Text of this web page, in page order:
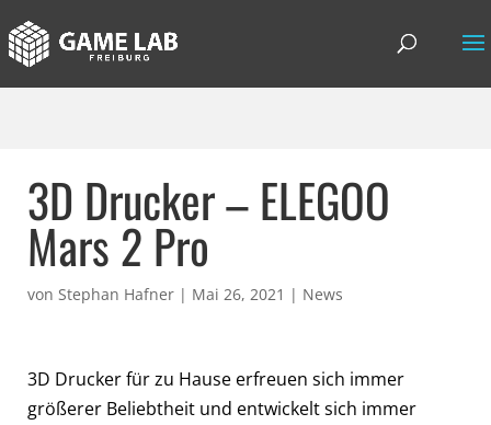
3D Drucker – ELEGOO
Mars 2 Pro
von Stephan Hafner | Mai 26, 2021 | News
3D Drucker für zu Hause erfreuen sich immer
größerer Beliebtheit und entwickelt sich immer